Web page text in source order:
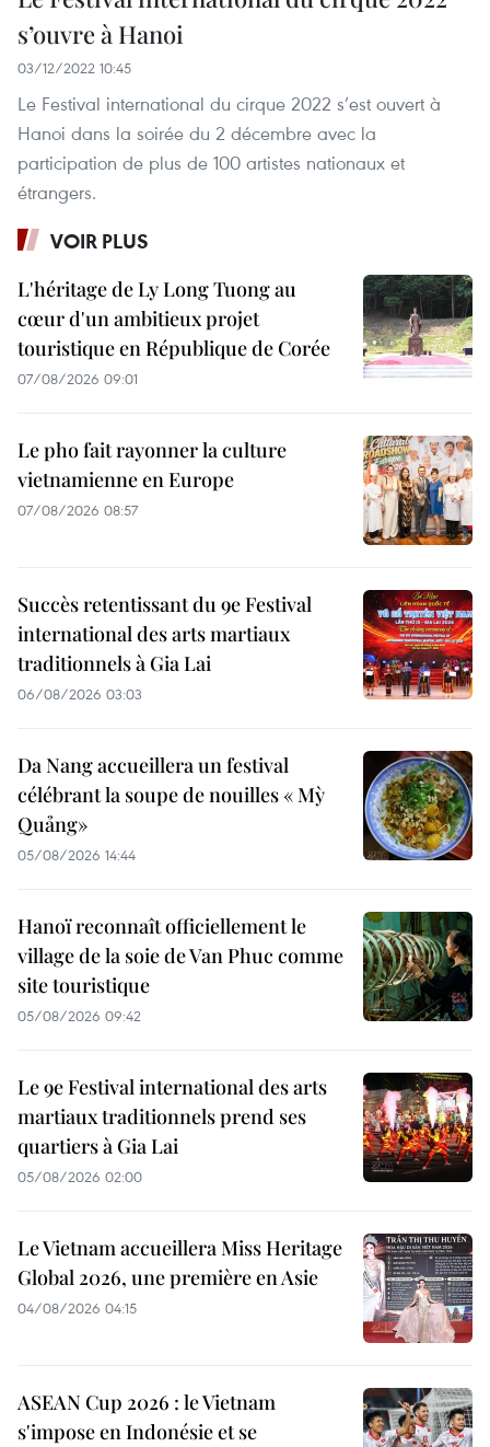
s’ouvre à Hanoi
03/12/2022 10:45
Le Festival international du cirque 2022 s’est ouvert à
Hanoi dans la soirée du 2 décembre avec la
participation de plus de 100 artistes nationaux et
étrangers.
VOIR PLUS
L'héritage de Ly Long Tuong au
cœur d'un ambitieux projet
touristique en République de Corée
07/08/2026 09:01
Le pho fait rayonner la culture
vietnamienne en Europe
07/08/2026 08:57
Succès retentissant du 9e Festival
international des arts martiaux
traditionnels à Gia Lai
06/08/2026 03:03
Da Nang accueillera un festival
célébrant la soupe de nouilles « Mỳ
Quảng»
05/08/2026 14:44
Hanoï reconnaît officiellement le
village de la soie de Van Phuc comme
site touristique
05/08/2026 09:42
Le 9e Festival international des arts
martiaux traditionnels prend ses
quartiers à Gia Lai
05/08/2026 02:00
Le Vietnam accueillera Miss Heritage
Global 2026, une première en Asie
04/08/2026 04:15
ASEAN Cup 2026 : le Vietnam
s'impose en Indonésie et se